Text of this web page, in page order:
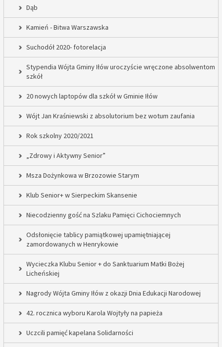
Dąb
Kamień - Bitwa Warszawska
Suchodół 2020- fotorelacja
Stypendia Wójta Gminy Iłów uroczyście wręczone absolwentom
szkół
20 nowych laptopów dla szkół w Gminie Iłów
Wójt Jan Kraśniewski z absolutorium bez wotum zaufania
Rok szkolny 2020/2021
„Zdrowy i Aktywny Senior”
Msza Dożynkowa w Brzozowie Starym
Klub Senior+ w Sierpeckim Skansenie
Niecodzienny gość na Szlaku Pamięci Cichociemnych
Odsłonięcie tablicy pamiątkowej upamiętniającej
zamordowanych w Henrykowie
Wycieczka Klubu Senior + do Sanktuarium Matki Bożej
Licheńskiej
Nagrody Wójta Gminy Iłów z okazji Dnia Edukacji Narodowej
42. rocznica wyboru Karola Wojtyły na papieża
Uczcili pamięć kapelana Solidarności